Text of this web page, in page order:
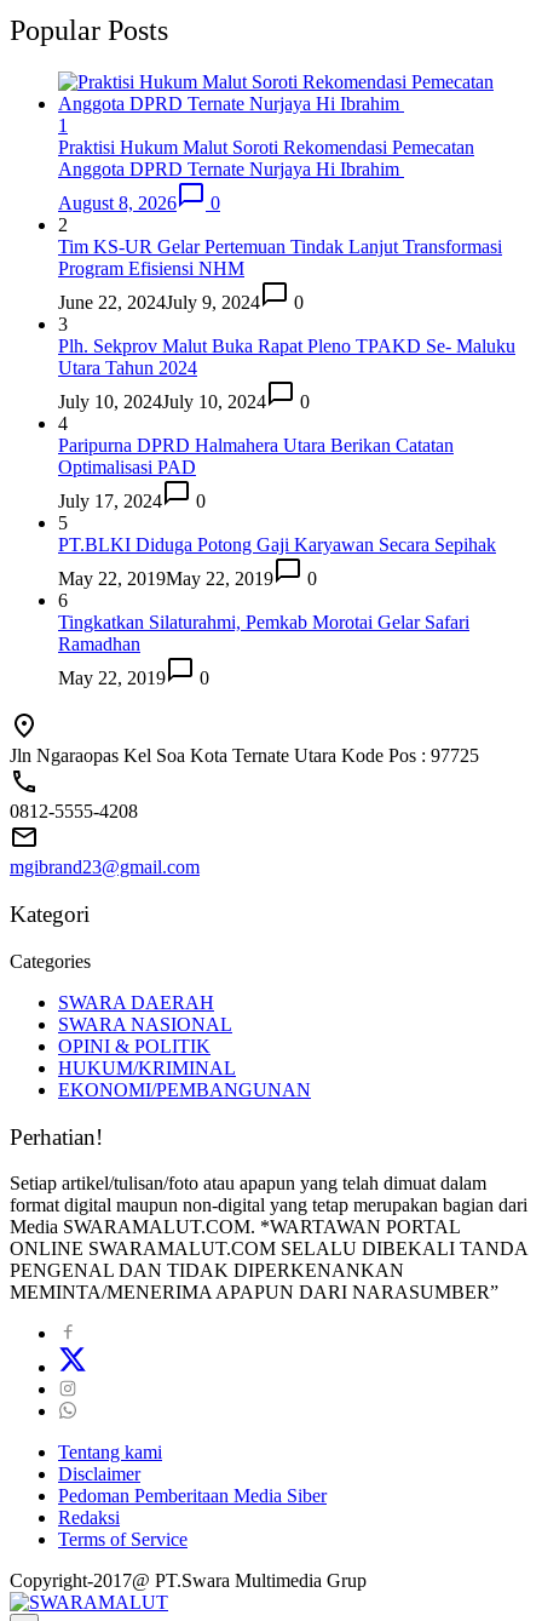
Popular Posts
1
Praktisi Hukum Malut Soroti Rekomendasi Pemecatan
Anggota DPRD Ternate Nurjaya Hi Ibrahim
August 8, 2026
0
2
Tim KS-UR Gelar Pertemuan Tindak Lanjut Transformasi
Program Efisiensi NHM
June 22, 2024July 9, 2024
0
3
Plh. Sekprov Malut Buka Rapat Pleno TPAKD Se- Maluku
Utara Tahun 2024
July 10, 2024July 10, 2024
0
4
Paripurna DPRD Halmahera Utara Berikan Catatan
Optimalisasi PAD
July 17, 2024
0
5
PT.BLKI Diduga Potong Gaji Karyawan Secara Sepihak
May 22, 2019May 22, 2019
0
6
Tingkatkan Silaturahmi, Pemkab Morotai Gelar Safari
Ramadhan
May 22, 2019
0
Jln Ngaraopas Kel Soa Kota Ternate Utara Kode Pos : 97725
0812-5555-4208
mgibrand23@gmail.com
Kategori
Categories
SWARA DAERAH
SWARA NASIONAL
OPINI & POLITIK
HUKUM/KRIMINAL
EKONOMI/PEMBANGUNAN
Perhatian!
Setiap artikel/tulisan/foto atau apapun yang telah dimuat dalam
format digital maupun non-digital yang tetap merupakan bagian dari
Media SWARAMALUT.COM. *WARTAWAN PORTAL
ONLINE SWARAMALUT.COM SELALU DIBEKALI TANDA
PENGENAL DAN TIDAK DIPERKENANKAN
MEMINTA/MENERIMA APAPUN DARI NARASUMBER”
Tentang kami
Disclaimer
Pedoman Pemberitaan Media Siber
Redaksi
Terms of Service
Copyright-2017@ PT.Swara Multimedia Grup